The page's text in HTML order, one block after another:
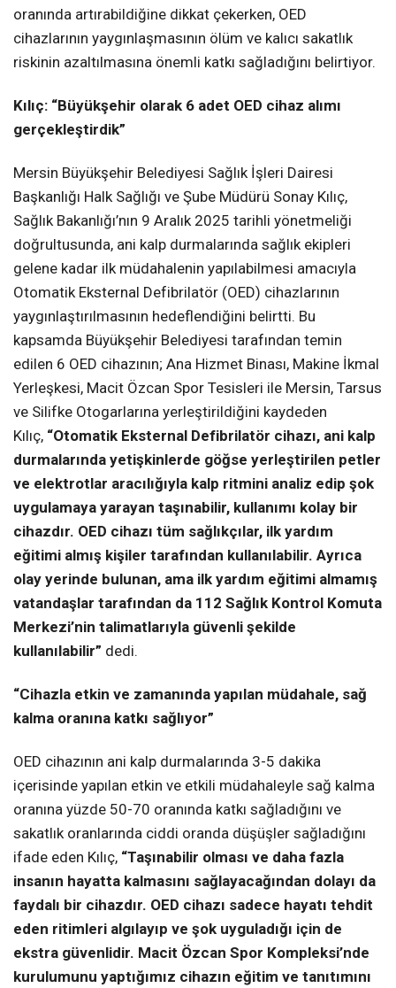
oranında artırabildiğine dikkat çekerken, OED
cihazlarının yaygınlaşmasının ölüm ve kalıcı sakatlık
riskinin azaltılmasına önemli katkı sağladığını belirtiyor.
Kılıç: “Büyükşehir olarak 6 adet OED cihaz alımı
gerçekleştirdik”
Mersin Büyükşehir Belediyesi Sağlık İşleri Dairesi
Başkanlığı Halk Sağlığı ve Şube Müdürü Sonay Kılıç,
Sağlık Bakanlığı’nın 9 Aralık 2025 tarihli yönetmeliği
doğrultusunda, ani kalp durmalarında sağlık ekipleri
gelene kadar ilk müdahalenin yapılabilmesi amacıyla
Otomatik Eksternal Defibrilatör (OED) cihazlarının
yaygınlaştırılmasının hedeflendiğini belirtti. Bu
kapsamda Büyükşehir Belediyesi tarafından temin
edilen 6 OED cihazının; Ana Hizmet Binası, Makine İkmal
Yerleşkesi, Macit Özcan Spor Tesisleri ile Mersin, Tarsus
ve Silifke Otogarlarına yerleştirildiğini kaydeden
Kılıç, “Otomatik Eksternal Defibrilatör cihazı, ani kalp
durmalarında yetişkinlerde göğse yerleştirilen petler
ve elektrotlar aracılığıyla kalp ritmini analiz edip şok
uygulamaya yarayan taşınabilir, kullanımı kolay bir
cihazdır. OED cihazı tüm sağlıkçılar, ilk yardım
eğitimi almış kişiler tarafından kullanılabilir. Ayrıca
olay yerinde bulunan, ama ilk yardım eğitimi almamış
vatandaşlar tarafından da 112 Sağlık Kontrol Komuta
Merkezi’nin talimatlarıyla güvenli şekilde
kullanılabilir” dedi.
“Cihazla etkin ve zamanında yapılan müdahale, sağ
kalma oranına katkı sağlıyor”
OED cihazının ani kalp durmalarında 3-5 dakika
içerisinde yapılan etkin ve etkili müdahaleyle sağ kalma
oranına yüzde 50-70 oranında katkı sağladığını ve
sakatlık oranlarında ciddi oranda düşüşler sağladığını
ifade eden Kılıç, “Taşınabilir olması ve daha fazla
insanın hayatta kalmasını sağlayacağından dolayı da
faydalı bir cihazdır. OED cihazı sadece hayatı tehdit
eden ritimleri algılayıp ve şok uyguladığı için de
ekstra güvenlidir. Macit Özcan Spor Kompleksi’nde
kurulumunu yaptığımız cihazın eğitim ve tanıtımını